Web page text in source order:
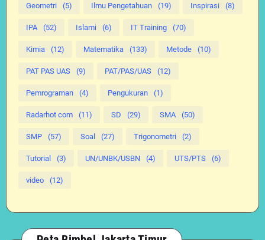
Geometri (5) Ilmu Pengetahuan (19) Inspirasi (8)
IPA (52) Islami (6) IT Training (70)
Kimia (12) Matematika (133) Metode (10)
PAT PAS UAS (9) PAT/PAS/UAS (12)
Pemrograman (4) Pengukuran (1)
Radarhot com (11) SD (29) SMA (50)
SMP (57) Soal (27) Trigonometri (2)
Tutorial (3) UN/UNBK/USBN (4) UTS/PTS (6)
video (12)